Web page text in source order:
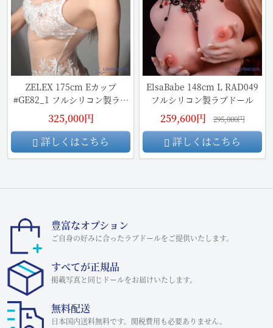
ZELEX 175cm Eカップ
#GE82_1 フルシリコン製ラブ
ドール
325,000円
詳しくはこちら
ElsaBabe 148cm L RAD049
フルシリコン製ラブドール
259,600円 295,000円
詳しくはこちら
豊富なオプション
ご自身の好みに合ったラブドールをご提供いたします。
すべてが正規品
掲載写真と同じドールをお届けいたします。
無料配送
日本国内送料無料です。関税費用も必要ありません。